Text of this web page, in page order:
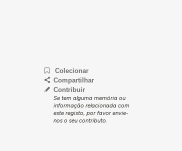
Colecionar
Compartilhar
Contribuir
Se tem alguma memória ou
informação relacionada com
este registo, por favor envie-
nos o seu contributo.